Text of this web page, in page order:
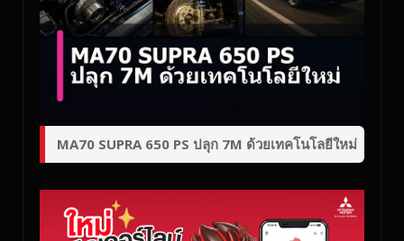
MA70 SUPRA 650 PS ปลุก 7M ด้วยเทคโนโลยีใหม่